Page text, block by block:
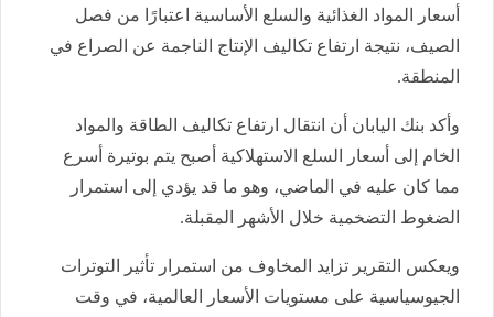
أسعار المواد الغذائية والسلع الأساسية اعتبارًا من فصل
الصيف، نتيجة ارتفاع تكاليف الإنتاج الناجمة عن الصراع في
المنطقة.
وأكد بنك اليابان أن انتقال ارتفاع تكاليف الطاقة والمواد
الخام إلى أسعار السلع الاستهلاكية أصبح يتم بوتيرة أسرع
مما كان عليه في الماضي، وهو ما قد يؤدي إلى استمرار
الضغوط التضخمية خلال الأشهر المقبلة.
ويعكس التقرير تزايد المخاوف من استمرار تأثير التوترات
الجيوسياسية على مستويات الأسعار العالمية، في وقت